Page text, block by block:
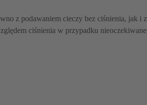
z podawaniem cieczy bez ciśnienia, jak i
ciśnienia w przypadku